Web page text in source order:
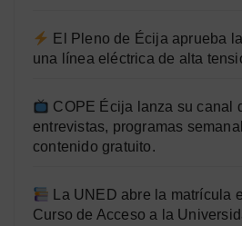
El Pleno de Écija aprueba
una línea eléctrica de alta
COPE Écija lanza su canal
entrevistas, programas
contenido gratuito.
La UNED abre la matrícula
Curso de Acceso a la